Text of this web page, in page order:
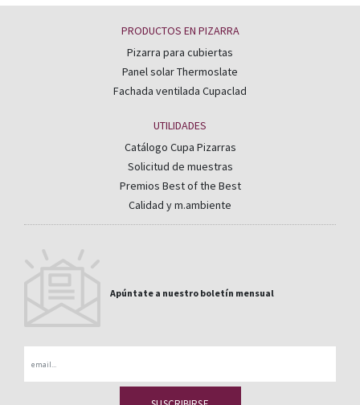
PRODUCTOS EN PIZARRA
Pizarra para cubiertas
Panel solar Thermoslate
Fachada ventilada Cupaclad
UTILIDADES
Catálogo Cupa Pizarras
Solicitud de muestras
Premios Best of the Best
Calidad y m.ambiente
Apúntate a nuestro boletín mensual